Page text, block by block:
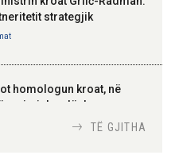
100-vjetori i themelimit të
Urdhrit të Skënderbeut
strategjik
homologun kroat, në
dypalësh
TË GJITHA